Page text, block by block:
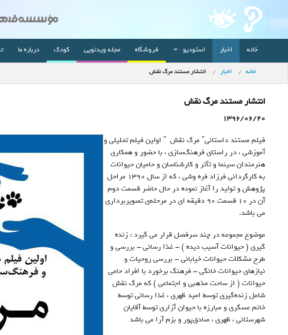
خانه اخبار استودیو فروشگاه مجله ویدئویی کودک درباره ما
خانه اخبار انتشار مستند مرگ نقش
انتشار مستند مرگ نقش
1396/06/20
فیلم مستند داستانی" مرگ نقش " اولین فیلم تحلیلی و
آموزشی ، در راستای فرهنگ‌سازی ، با حضور و همکاری
هنرمندان سینما و تآتر و کارشناسان و حامیان حیوانات
به کارگردانی فرزاد فره وشی ، که از سال 1390 مراحل
پژوهش و تولید را آغاز نموده در حال حاضر قسمت دوم
آن در 10 قسمت 90 دقیقه ای در مرحله‌ی تصویربرداری
می باشد.
موضوع مجموعه در چند سرفصل قرار می گیرد : زنده
گیری ( حیوانات آسیب دیده ) – غذا رسانی – بررسی و
طرح مشکلات حیوانات خیابانی – بررسی روحیات و
نیازهای حیوانات خانگی – فرهنگ برخورد با افراد حامی
حیوانات ( از ساحت مذهبی و اجتماعی ) که مرگ نقش
شامل زنده‌گیری توسط امید ظهری ، غذا رسانی توسط
خانم عسگری و مبارزه با حیوان آزاری توسط آقایان
شهرستانی ، ظهری ، صادق‌پور و بزم آرا می باشد